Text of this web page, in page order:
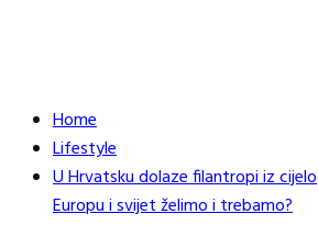
Home
Lifestyle
U Hrvatsku dolaze filantropi iz
Europu i svijet želimo i trebamo?